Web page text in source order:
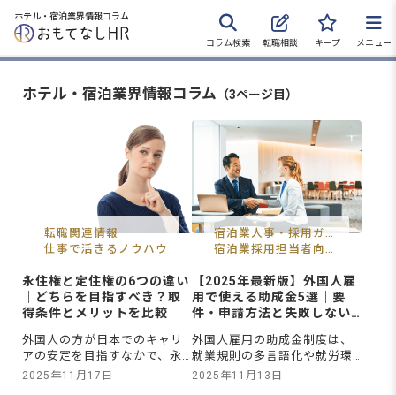
ホテル・宿泊業界情報コラム
コラム検索 転職相談 キープ メニュー
無料 転職サポートに申し込む
採用をお考えの企業様へ
ホテル・宿泊業界情報コラム （3ページ目）
転職関連情報
仕事で活きるノウハウ
永住権と定住権の6つの違い
｜どちらを目指すべき？取
得条件とメリットを比較
外国人の方が日本でのキャリ
アの安定を目指すなかで、永
住権えいじゅうけんと定住権
2025年11月17日
宿泊業人事・採用ガイ
ド
宿泊業採用担当者向け
【2025年最新版】外国人雇
用で使える助成金5選｜要
件・申請方法と失敗しない
外国人雇用の助成金制度は、
就業規則の多言語化や就労環
境整備といった要件が複雑に
2025年11月13日